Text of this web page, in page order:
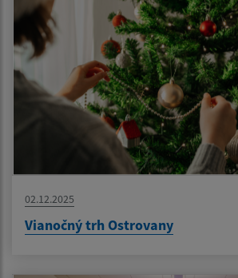
02.12.2025
Vianočný trh Ostrovany